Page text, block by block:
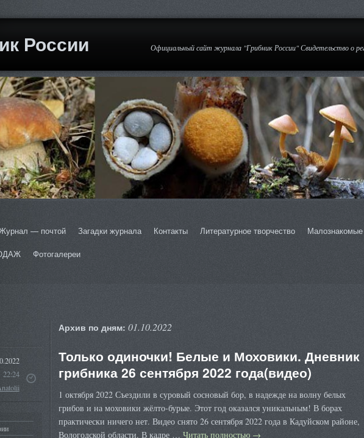
России Официальный сайт журнала "Грибник России" Свидетельство о
— почтой Загадки журнала Контакты Литературное творчество
Фотогалереи
Архив по дням: 01.10.2022
22:24
Только одиночки! Белые и Моховики. Дневник
грибника 26 сентября 2022 года(видео)
1 октября 2022 Съездили в суровый сосновый бор, в надежде на волну белых
грибов и на моховики жёлто-бурые. Этот год оказался уникальным! В борах
практически ничего нет. Видео снято 26 сентября 2022 года в Кадуйском районе,
Вологодской области. В кадре … Читать полностью →